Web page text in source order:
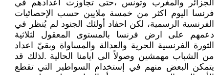
الجزائر والمغرب وتونس ،حتى تجاوزت اعدادهم في
فرنسا اليوم اكثر من خمسة ملايين حسب الإحصائيات
الفرنسية الرسمية، لكن احفاد أولئك الجنود لم يُنظر في
دعمهم على ارض فرنسا بالمستوى المعقول لثلاثية
الثورة الفرنسية الحرية والعدالة والمساواة وبقيّ اعداد
من الشباب مهمشين وصولاً الى ايامنا الحالية .لذلك قد
يتمكن البعض منهم في إستخدام السواطير التي تقطع